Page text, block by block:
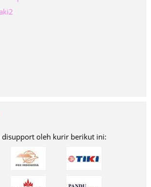
disupport oleh kurir berikut ini: